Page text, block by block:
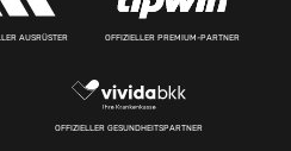
AUSRÜSTER OFFIZIELLER PREMIUM-PARTNER
OFFIZIELLER GESUNDHEITSPARTNER